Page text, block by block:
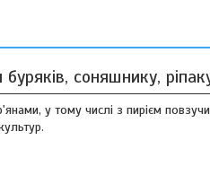
соняшнику,
у тому числі з пирієм